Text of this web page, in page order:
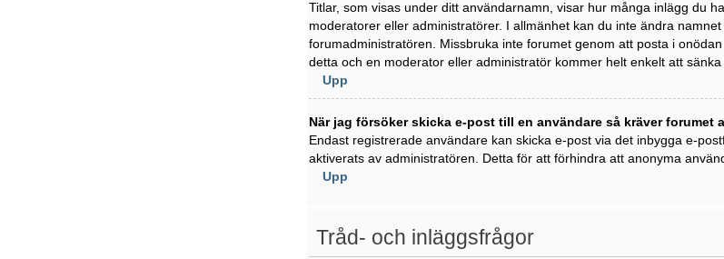
Titlar, som visas under ditt användarnamn, visar hur många inlägg du
moderatorer eller administratörer. I allmänhet kan du inte ändra
forumadministratören. Missbruka inte forumet genom att posta i
detta och en moderator eller administratör kommer helt enkelt att sänka
Upp
När jag försöker skicka e-post till en användare så kräver forumet
Endast registrerade användare kan skicka e-post via det inbygga e-
aktiverats av administratören. Detta för att förhindra att anonyma
Upp
Tråd- och inläggsfrågor